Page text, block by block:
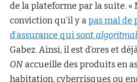
de la plateforme par la suite. «
conviction qu’il y apas mal de
d’assurance qui sont
Gabez. Ainsi, il est d’ores et
ONaccueille des produits en
habitation, cyberrisques ou